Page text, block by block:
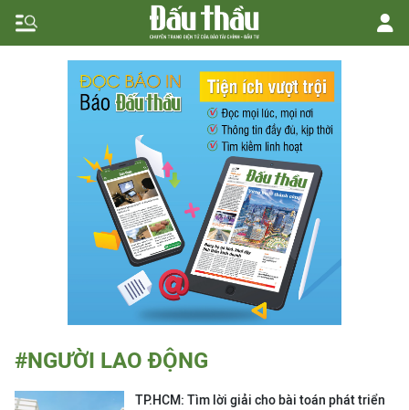
#NGƯỜI LAO ĐỘNG
TP.HCM: Tìm lời giải cho bài toán phát triển